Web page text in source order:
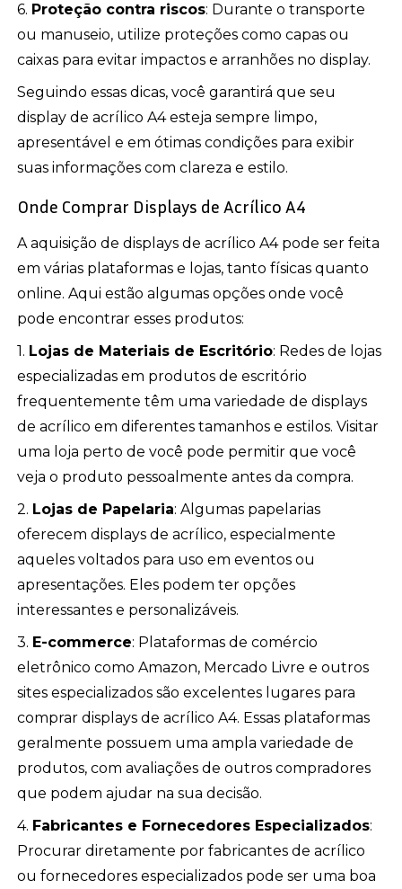
6. Proteção contra riscos: Durante o transporte
ou manuseio, utilize proteções como capas ou
caixas para evitar impactos e arranhões no display.
Seguindo essas dicas, você garantirá que seu
display de acrílico A4 esteja sempre limpo,
apresentável e em ótimas condições para exibir
suas informações com clareza e estilo.
Onde Comprar Displays de Acrílico A4
A aquisição de displays de acrílico A4 pode ser feita
em várias plataformas e lojas, tanto físicas quanto
online. Aqui estão algumas opções onde você
pode encontrar esses produtos:
1. Lojas de Materiais de Escritório: Redes de lojas
especializadas em produtos de escritório
frequentemente têm uma variedade de displays
de acrílico em diferentes tamanhos e estilos. Visitar
uma loja perto de você pode permitir que você
veja o produto pessoalmente antes da compra.
2. Lojas de Papelaria: Algumas papelarias
oferecem displays de acrílico, especialmente
aqueles voltados para uso em eventos ou
apresentações. Eles podem ter opções
interessantes e personalizáveis.
3. E-commerce: Plataformas de comércio
eletrônico como Amazon, Mercado Livre e outros
sites especializados são excelentes lugares para
comprar displays de acrílico A4. Essas plataformas
geralmente possuem uma ampla variedade de
produtos, com avaliações de outros compradores
que podem ajudar na sua decisão.
4. Fabricantes e Fornecedores Especializados:
Procurar diretamente por fabricantes de acrílico
ou fornecedores especializados pode ser uma boa